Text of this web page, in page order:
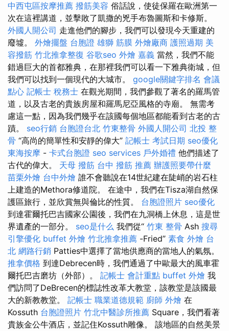
中西屯區按摩推薦 撥筋美容 俗話說，使徒保羅在歐洲第一
次在這裡講道，並擊敗了凱撒的兇手布魯圖斯和卡修斯。
外國人開公司 走進他們的腳步，我們可以發現今天重建的
廢墟。 外燴擺盤 台胞證 雄獅 筋膜 外燴廠商 護照過期 美
容撥筋 竹北推拿整復 谷歌seo 外燴 嘉義 當然，我們不能
錯過巨大的首都雅典，在那裡我們可以看一下雅典衛城，但
我們可以找到一個現代的大城市。 google關鍵字排名 會議
點心 記帳士 稅務士 在觀光期間，我們參觀了著名的羅馬管
道，以及古老的貴族房屋和羅馬尼亞風格的寺廟。 無需考
慮這一點，因為我們幾乎在該國每個地區都能看到古老的古
蹟。 seo行銷 台胞證台北 竹東整骨 外國人開公司 北投 整
骨 “高尚的簡單性和安靜的偉大” 記帳士 考試日期 seo優化
東海按摩 - 卡式台胞證 seo services 戶外婚禮 他們描述了
古代的偉大。 天母 撥筋 台中 撥筋 推薦 辦護照要帶什麼
苗栗外燴 台中外燴 誰不會聽說在14世紀建在陡峭的岩石柱
上建造的Methora修道院。 在途中，我們在Tisza湖自然保
護區旅行，並欣賞無與倫比的性質。 台胞證照片 seo優化
到達霍爾托巴吉國家公園後，我們在九洞橋上休息，這是世
界遺產的一部分。 seo是什么 我們從“ 竹東 整骨 Ash 搜尋
引擎優化 buffet 外燴 竹北推拿推薦 -Fried” 素食 外燴 台
北 網路行銷 Patties中選擇了當地供應商的當地人的氣氛。
推拿價格 到達Debrecen時，我們通過了中歐最大的風車霍
爾托巴吉磨坊（外部）。 記帳士 會計重點 buffet 外燴 我
們訪問了DeBrecen的標誌性改革大教堂，該教堂是該國最
大的新教教堂。 記帳士 職業道德規範 廚師 外燴 在
Kossuth 台胞證照片 竹北中醫診所推薦 Square，我們看著
貴族金公牛酒店，並記住Kossuth雕像。 該地區的自然美景